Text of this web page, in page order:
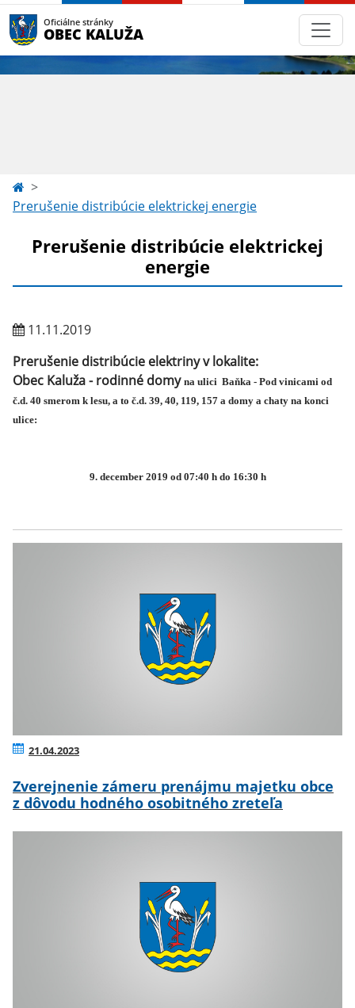
Oficiálne stránky
OBEC KALUŽA
Prerušenie distribúcie elektrickej energie
Prerušenie distribúcie elektrickej
energie
11.11.2019
Prerušenie distribúcie elektriny v lokalite:
Obec Kaluža - rodinné domy na ulici Baňka - Pod vinicami od
č.d. 40 smerom k lesu, a to č.d. 39, 40, 119, 157 a domy a chaty na konci
ulice:
9. december 2019 od 07:40 h do 16:30 h
21.04.2023
Zverejnenie zámeru prenájmu majetku obce
z dôvodu hodného osobitného zreteľa